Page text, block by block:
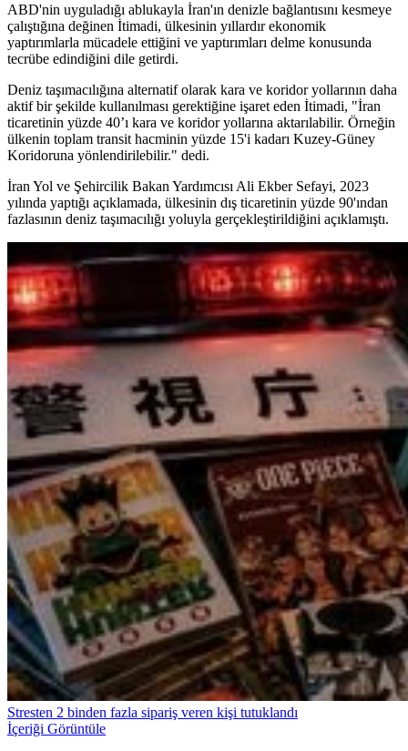
ABD'nin uyguladığı ablukayla İran'ın denizle bağlantısını kesmeye
çalıştığına değinen İtimadi, ülkesinin yıllardır ekonomik
yaptırımlarla mücadele ettiğini ve yaptırımları delme konusunda
tecrübe edindiğini dile getirdi.
Deniz taşımacılığına alternatif olarak kara ve koridor yollarının daha
aktif bir şekilde kullanılması gerektiğine işaret eden İtimadi, "İran
ticaretinin yüzde 40’ı kara ve koridor yollarına aktarılabilir. Örneğin
ülkenin toplam transit hacminin yüzde 15'i kadarı Kuzey-Güney
Koridoruna yönlendirilebilir." dedi.
İran Yol ve Şehircilik Bakan Yardımcısı Ali Ekber Sefayi, 2023
yılında yaptığı açıklamada, ülkesinin dış ticaretinin yüzde 90'ından
fazlasının deniz taşımacılığı yoluyla gerçekleştirildiğini açıklamıştı.
Stresten 2 binden fazla sipariş veren kişi tutuklandı
İçeriği Görüntüle